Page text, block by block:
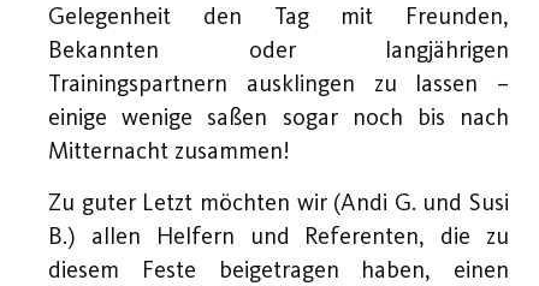
Gelegenheit den Tag mit Freunden,
Bekannten oder langjährigen
Trainingspartnern ausklingen zu lassen –
einige wenige saßen sogar noch bis nach
Mitternacht zusammen!
Zu guter Letzt möchten wir (Andi G. und Susi
B.) allen Helfern und Referenten, die zu
diesem Feste beigetragen haben, einen